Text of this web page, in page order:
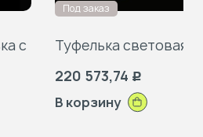
с
Под заказ
Туфелька световая
220 573,74 Р
В корзину